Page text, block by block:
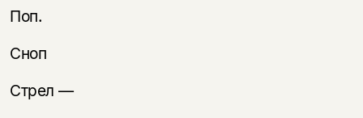
Поп.
Сноп
Стрел —